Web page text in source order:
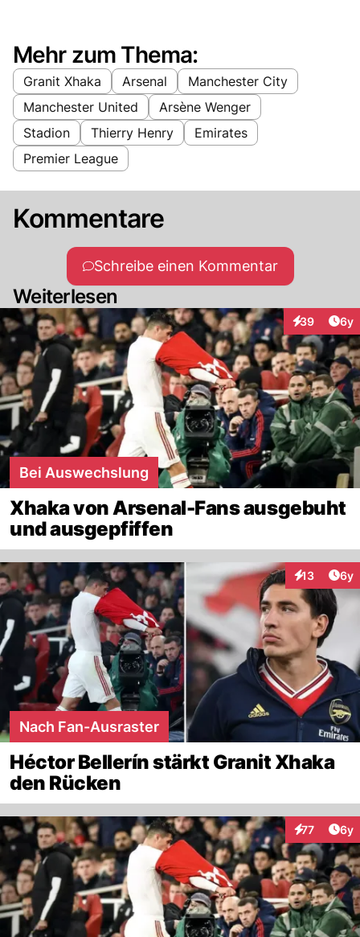
Mehr zum Thema:
Granit Xhaka Arsenal
Manchester City
Manchester United
Arsène Wenger
Stadion
Thierry Henry
Emirates
Premier League
Kommentare
Schreibe einen Kommentar
Weiterlesen
39
Interaktionen
6y
Bei Auswechslung
Xhaka von Arsenal-Fans ausgebuht
und ausgepfiffen
13 6y
Nach Fan-Ausraster
Héctor Bellerín stärkt Granit Xhaka
den Rücken
77 6y